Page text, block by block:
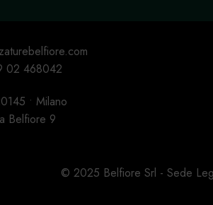
02 468042
• Milano
Belfiore 9
© 2025 Belfiore Srl - Sede